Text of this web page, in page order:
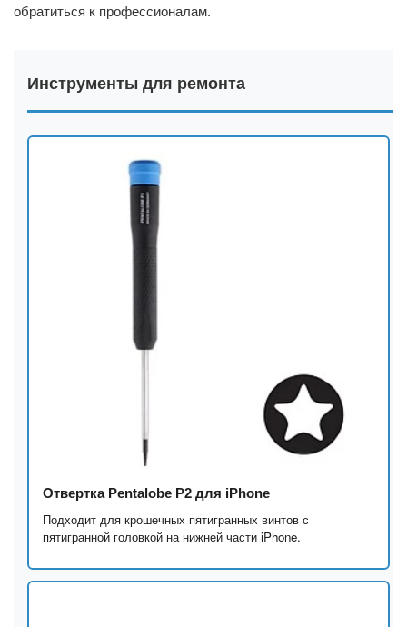
обратиться к профессионалам.
Инструменты для ремонта
Отвертка Pentalobe P2 для iPhone
Подходит для крошечных пятигранных винтов с
пятигранной головкой на нижней части iPhone.